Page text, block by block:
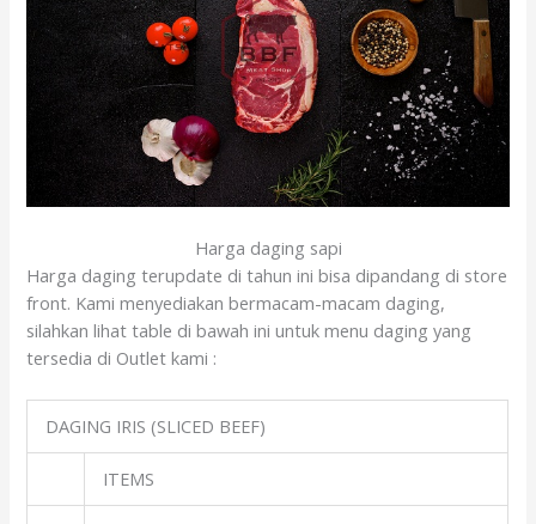
Harga daging sapi
Harga daging terupdate di tahun ini bisa dipandang di store
front. Kami menyediakan bermacam-macam daging,
silahkan lihat table di bawah ini untuk menu daging yang
tersedia di Outlet kami :
DAGING IRIS (SLICED BEEF)
ITEMS